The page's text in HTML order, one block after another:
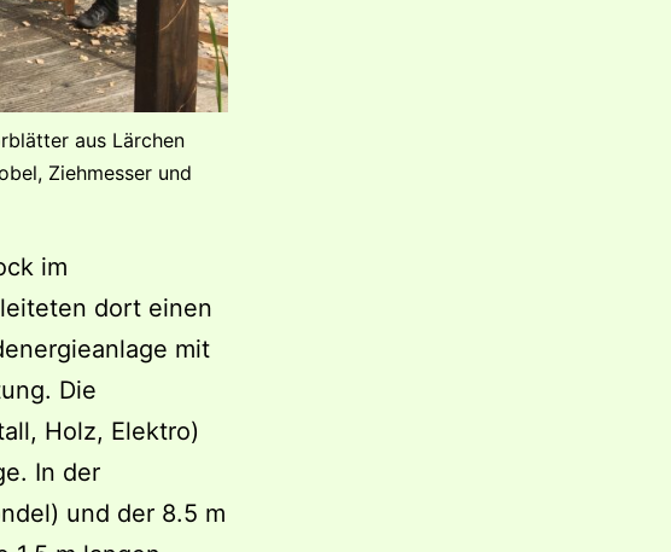
aus Lärchen
Ziehmesser und
im
dort einen
mit
Die
Holz, Elektro)
In der
und der 8.5 m